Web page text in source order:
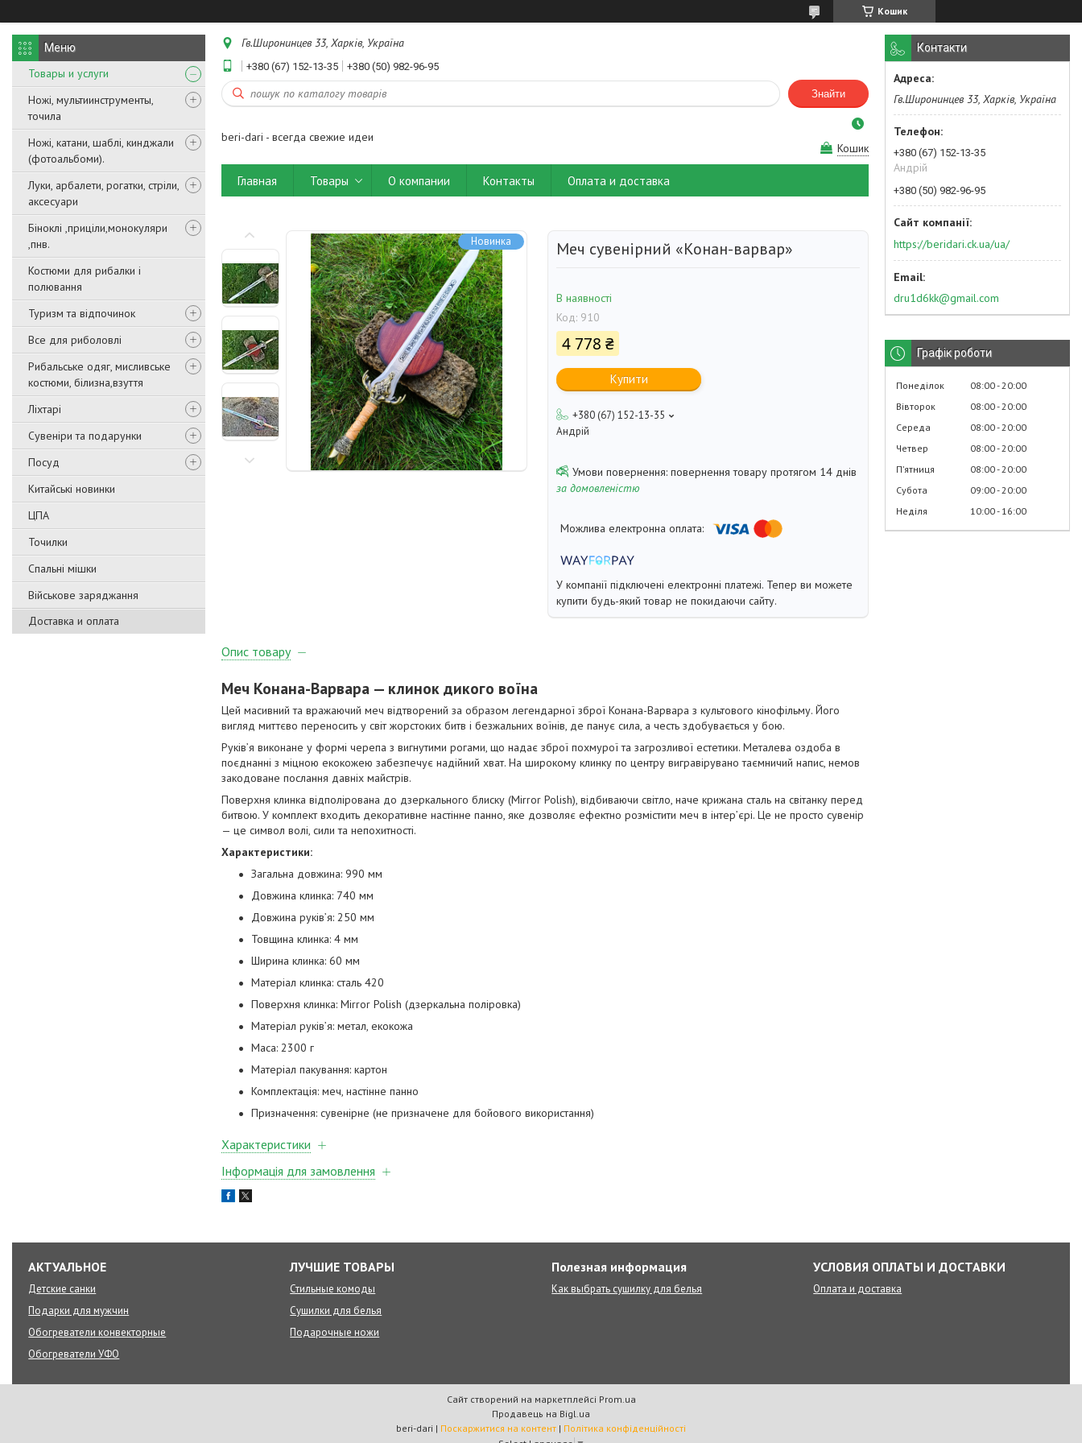
Кошик
Товары и услуги
Ножі, мультиинструменты,
точила
Ножі, катани, шаблі, кинджали
(фотоальбоми).
Луки, арбалети, рогатки, стріли,
аксесуари
Біноклі ,приціли,монокуляри
,пнв.
Костюми для рибалки і
полювання
Туризм та відпочинок
Все для риболовлі
Рибальське одяг, мисливське
костюми, білизна,взуття
Ліхтарі
Сувеніри та подарунки
Посуд
Китайські новинки
ЦПА
Точилки
Спальні мішки
Військове заряджання
Доставка и оплата
Гв.Широнинцев 33, Харків, Україна
+380 (67) 152-13-35 +380 (50) 982-96-95
Знайти
beri-dari - всегда свежие идеи
Кошик
Главная Товары О компании Контакты Оплата и доставка
Новинка Меч сувенірний «Конан-варвар»
В наявності
Код: 910
4 778 ₴
Купити
+380 (67) 152-13-35
Андрій
повернення товару протягом 14 днів
за домовленістю
У компанії підключені електронні платежі. Тепер ви можете
купити будь-який товар не покидаючи сайту.
Опис товару
Меч Конана-Варвара — клинок дикого воїна
Цей масивний та вражаючий меч відтворений за образом легендарної зброї Конана-Варвара з культового кінофільму. Його
вигляд миттєво переносить у світ жорстоких битв і безжальних воїнів, де панує сила, а честь здобувається у бою.
Руків’я виконане у формі черепа з вигнутими рогами, що надає зброї похмурої та загрозливої естетики. Металева оздоба в
поєднанні з міцною екокожею забезпечує надійний хват. На широкому клинку по центру вигравірувано таємничий напис, немов
закодоване послання давніх майстрів.
Поверхня клинка відполірована до дзеркального блиску (Mirror Polish), відбиваючи світло, наче крижана сталь на світанку перед
битвою. У комплект входить декоративне настінне панно, яке дозволяє ефектно розмістити меч в інтер’єрі. Це не просто сувенір
— це символ волі, сили та непохитності.
Характеристики:
Загальна довжина: 990 мм
Довжина клинка: 740 мм
Довжина руків’я: 250 мм
Товщина клинка: 4 мм
Ширина клинка: 60 мм
Матеріал клинка: сталь 420
Поверхня клинка: Mirror Polish (дзеркальна поліровка)
Матеріал руків’я: метал, екокожа
Маса: 2300 г
Матеріал пакування: картон
Комплектація: меч, настінне панно
Призначення: сувенірне (не призначене для бойового використання)
Характеристики
Інформація для замовлення
Контакти
Гв.Широнинцев 33, Харків, Україна
+380 (67) 152-13-35
Андрій
+380 (50) 982-96-95
https://beridari.ck.ua/ua/
dru1d6kk@gmail.com
Графік роботи
Понеділок 08:00 20:00
Вівторок
08:00 20:00
Середа
08:00 20:00
Четвер
08:00 20:00
Пʼятниця
08:00 20:00
Субота
09:00 20:00
Неділя
10:00 16:00
АКТУАЛЬНОЕ
Детские санки
Подарки для мужчин
Обогреватели конвекторные
Обогреватели УФО
ЛУЧШИЕ ТОВАРЫ
Стильные комоды
Сушилки для белья
Подарочные ножи
Полезная информация
Как выбрать сушилку для белья
УСЛОВИЯ ОПЛАТЫ И ДОСТАВКИ
Оплата и доставка
Сайт створений на маркетплейсі Prom.ua
Продавець на Bigl.ua
beri-dari | Поскаржитися на контент | Політика конфіденційності